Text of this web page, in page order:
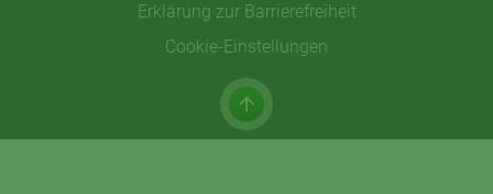
Erklärung zur Barrierefreiheit
Cookie-Einstellungen